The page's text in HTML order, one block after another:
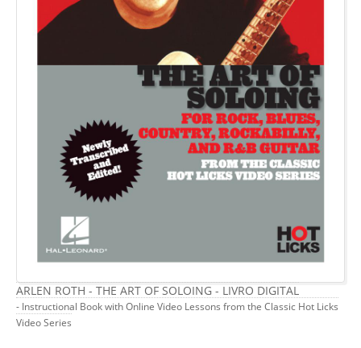
ARLEN ROTH - THE ART OF SOLOING - LIVRO DIGITAL
- Instructional Book with Online Video Lessons from the Classic Hot Licks
Video Series